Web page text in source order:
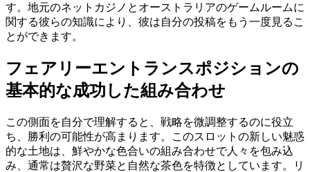
す。地元のネットカジノとオーストラリアのゲームルームに
関する彼らの知識により、彼は自分の投稿をもう一度見るこ
とができます。
フェアリーエントランスポジションの
基本的な成功した組み合わせ
この側面を自分で理解すると、戦略を微調整するのに役立
ち、勝利の可能性が高まります。このスロットの新しい魅惑
的な土地は、鮮やかな色合いの組み合わせで人々を包み込
み、通常は贅沢な野菜と自然な茶色を特徴としています。リ